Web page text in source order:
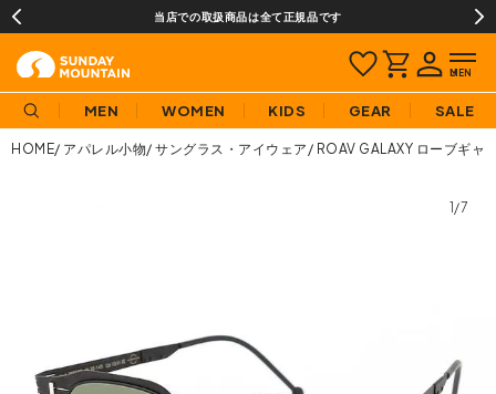
当店での取扱商品は全て正規品です
MEN WOMEN KIDS GEAR SALE
HOME アパレル小物 サングラス・アイウェア ROAV GALAXY ローブギャ
1/7